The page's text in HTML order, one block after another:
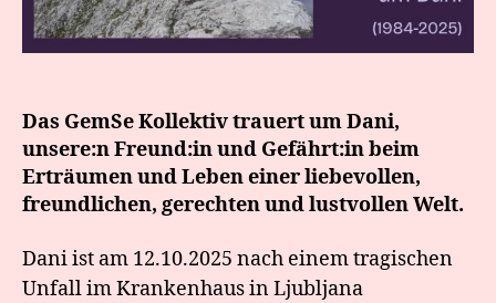
Das GemSe Kollektiv trauert um Dani,
unsere:n Freund:in und Gefährt:in beim
Erträumen und Leben einer liebevollen,
freundlichen, gerechten und lustvollen Welt.
Dani ist am 12.10.2025 nach einem tragischen
Unfall im Krankenhaus in Ljubljana